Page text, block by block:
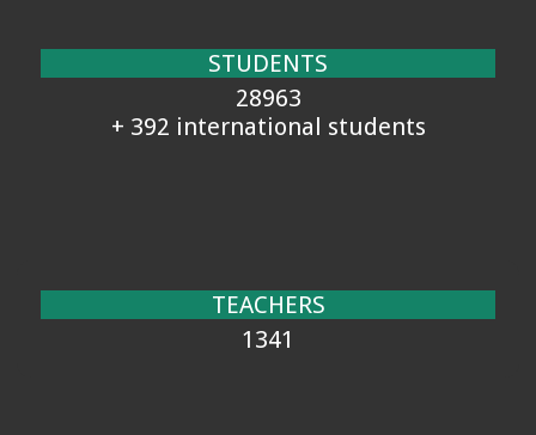
STUDENTS
28963
+ 392 international students
TEACHERS
1341